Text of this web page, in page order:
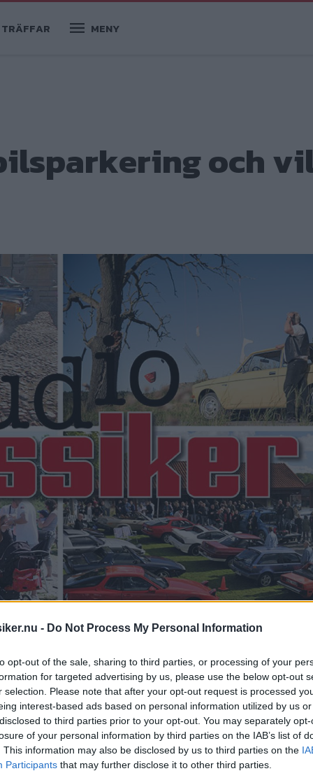
- Do Not Process My Personal Information
opt-out of the sale, sharing to third parties, or processing of your
for targeted advertising by us, please use the below opt-out
selection. Please note that after your opt-out request is processed
interest-based ads based on personal information utilized by us
to third parties prior to your opt-out. You may separately
of your personal information by third parties on the IAB’s list of
This information may also be disclosed by us to third parties on the
Participants that may further disclose it to other third parties.
TRÄFFAR MENY
och
och det finns evenemang att
Johansson och Carl Legelius vill
spånar de fram en rad nya typer
bästa strategier för att storfynda
att han gärna spanar av
panelen för testet "Vilken träfftyp